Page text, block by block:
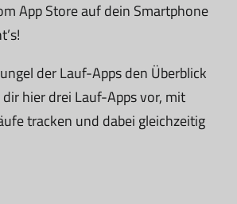
App Store auf dein Smartphone
der Lauf-Apps den Überblick
hier drei Lauf-Apps vor, mit
tracken und dabei gleichzeitig